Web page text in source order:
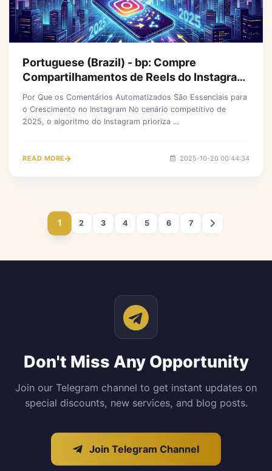
Portuguese (Brazil) - bp: Compre
Compartilhamentos de Reels do Instagram
para Crescimento Viral Instantâneo em
2025
Por Que os Comentários Automatizados São Essenciais para
o Crescimento no Instagram No cenário competitivo de
2025, o algoritmo do Instagram prioriza ...
READ MORE 2025-10-20 00:44:34
1 2 3 4 5 6 7
Don't Miss Any Opportunity
Join our Telegram channel to get instant updates on
special discounts, new services, and blog posts.
Join Telegram Channel